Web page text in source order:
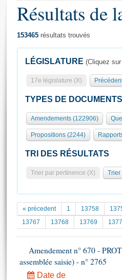
Présidence
577 députés
Groupes politiques
Séance publique
Commissions et autres
Europe et International
Pétitions
Documents
Projets de loi
Propositions de loi
Amendements
Textes adoptés
Général
Rôle et pouvoirs de
Organisation de
Présidence Conférence des
Statistiques et chiffres
Documents de référence
( Constitution | Règlement de
Histoire
Juniors
Visiter l'Assemblée
Visite virtuelle du palais
Assister à une séance
La Bibliothèque
Les archives
Photos libres de droit
Résultats de
153465 résultats trouvés
LÉGISLATURE (Cliquez
17e législature (X)
TYPES DE DOCUMENTS
Amendements (122906)
Propositions (2244)
TRI DES RÉSULTATS
Trier par pertinence (X) Trier
« précedent 1 13758
13767
13768 13769
Amendement n° 670 -
assemblée saisie) - n° 2765
Date de